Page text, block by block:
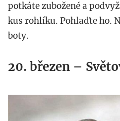
potkáte zubožené a
kus rohlíku. Pohlaďte ho.
boty.
20. březen –